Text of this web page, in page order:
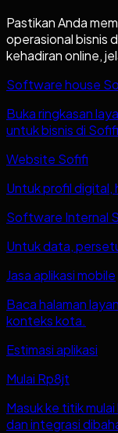
Pastikan Anda
operasional bisnis
kehadiran online,
Software house
Buka ringkasan
untuk bisnis di
Website Sofifi
Untuk profil digital,
Software Internal
Untuk data,
Jasa aplikasi mobile
Baca halaman
konteks kota.
Estimasi aplikasi
Mulai Rp8jt
Masuk ke titik
dan integrasi